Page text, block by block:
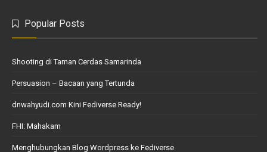
Popular Posts
Shooting di Taman Cerdas Samarinda
Persuasion – Bacaan yang Tertunda
dnwahyudi.com Kini Fediverse Ready!
FHI: Mahakam
Menghubungkan Blog Wordpress ke Fediverse